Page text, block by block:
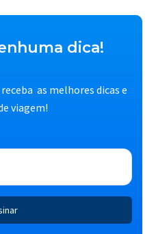
dica!
as melhores dicas e
viagem!